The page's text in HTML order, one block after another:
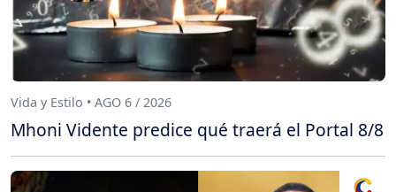
Vida y Estilo • AGO 6 / 2026
Mhoni Vidente predice qué traerá el Portal 8/8